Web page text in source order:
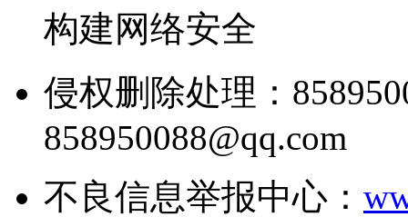
构建网络安全
侵权删除处理：
858950088@qq.com
不良信息举报中心：